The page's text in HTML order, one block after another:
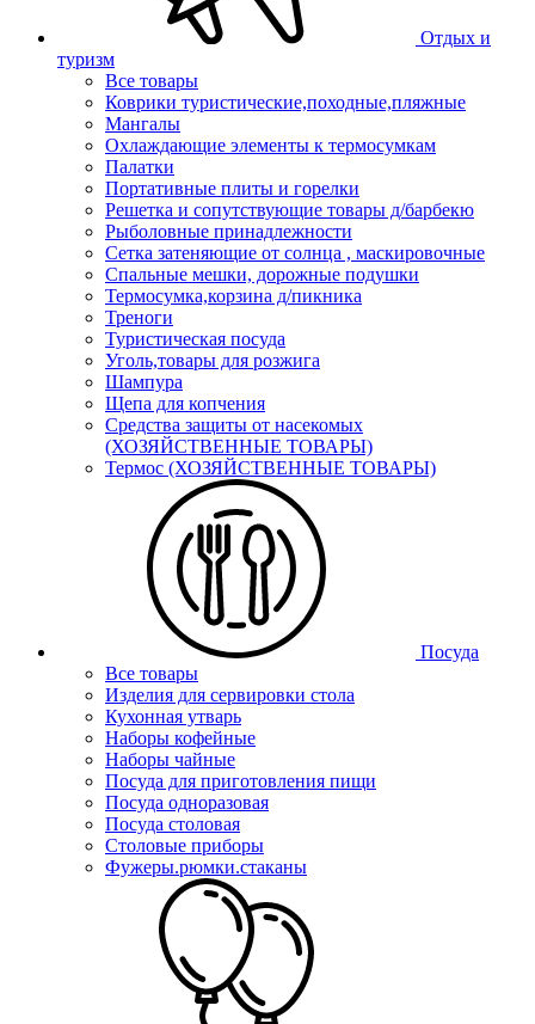
Отдых и
туризм
Все товары
Коврики туристические,походные,пляжные
Мангалы
Охлаждающие элементы к термосумкам
Палатки
Портативные плиты и горелки
Решетка и сопутствующие товары д/барбекю
Рыболовные принадлежности
Сетка затеняющие от солнца , маскировочные
Спальные мешки, дорожные подушки
Термосумка,корзина д/пикника
Треноги
Туристическая посуда
Уголь,товары для розжига
Шампура
Щепа для копчения
Средства защиты от насекомых
(ХОЗЯЙСТВЕННЫЕ ТОВАРЫ)
Термос (ХОЗЯЙСТВЕННЫЕ ТОВАРЫ)
Посуда
Все товары
Изделия для сервировки стола
Кухонная утварь
Наборы кофейные
Наборы чайные
Посуда для приготовления пищи
Посуда одноразовая
Посуда столовая
Столовые приборы
Фужеры.рюмки.стаканы